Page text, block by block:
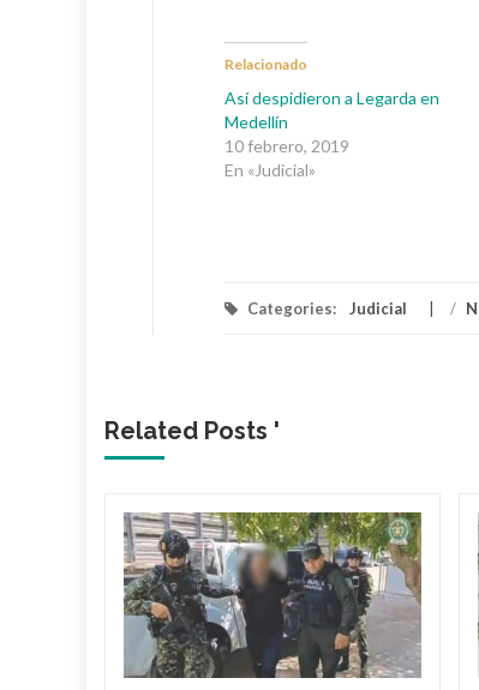
Relacionado
Así despidieron a Legarda en
Medellín
10 febrero, 2019
En «Judicial»
Categories: Judicial /
Related Posts '